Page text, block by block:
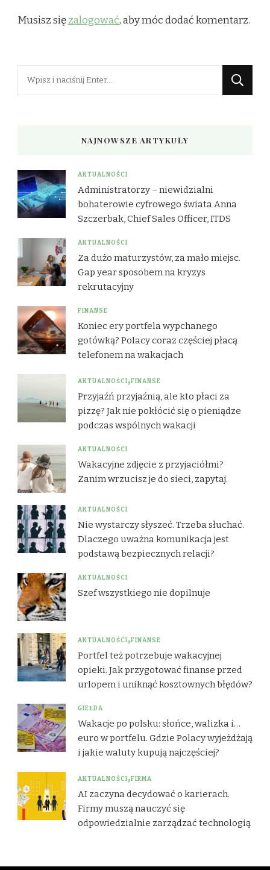
Musisz sięzalogować, aby móc dodać komentarz.
NAJNOWSZE ARTYKUŁY
AKTUALNOŚCI
Administratorzy – niewidzialni
bohaterowie cyfrowego świata Anna
Szczerbak, Chief Sales Officer, ITDS
AKTUALNOŚCI
Za dużo maturzystów, za mało miejsc.
Gap year sposobem na kryzys
rekrutacyjny
FINANSE
Koniec ery portfela wypchanego
gotówką? Polacy coraz częściej płacą
telefonem na wakacjach
AKTUALNOŚCI FINANSE
Przyjaźń przyjaźnią, ale kto płaci za
pizzę? Jak nie pokłócić się o pieniądze
podczas wspólnych wakacji
AKTUALNOŚCI
Wakacyjne zdjęcie z przyjaciółmi?
Zanim wrzucisz je do sieci, zapytaj.
AKTUALNOŚCI
Nie wystarczy słyszeć. Trzeba słuchać.
Dlaczego uważna komunikacja jest
podstawą bezpiecznych relacji?
AKTUALNOŚCI
Szef wszystkiego nie dopilnuje
AKTUALNOŚCI FINANSE
Portfel też potrzebuje wakacyjnej
opieki. Jak przygotować finanse przed
urlopem i uniknąć kosztownych błędów?
GIEŁDA
Wakacje po polsku: słońce, walizka i…
euro w portfelu. Gdzie Polacy wyjeżdżają
i jakie waluty kupują najczęściej?
AKTUALNOŚCI FIRMA
AI zaczyna decydować o karierach.
Firmy muszą nauczyć się
odpowiedzialnie zarządzać technologią